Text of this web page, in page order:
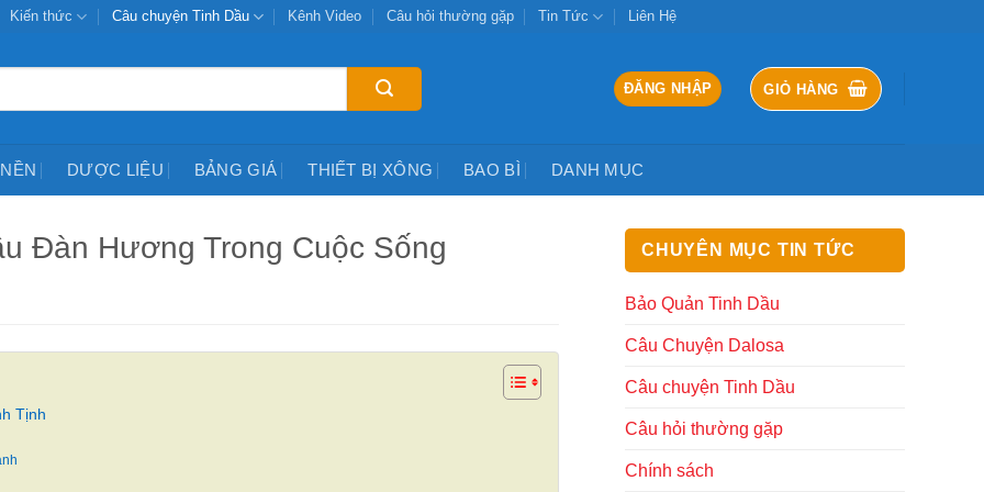
Kiến thức Câu chuyện Tinh Dầu Kênh Video Câu hỏi thường gặp Tin Tức Liên Hệ
ĐĂNG NHẬP GIỎ HÀNG
DƯỢC LIỆU BẢNG GIÁ THIẾT BỊ XÔNG BAO BÌ DANH MỤC
Đàn Hương Trong Cuộc Sống
Tịnh
CHUYÊN MỤC TIN TỨC
Bảo Quản Tinh Dầu
Câu Chuyện Dalosa
Câu chuyện Tinh Dầu
Câu hỏi thường gặp
Chính sách